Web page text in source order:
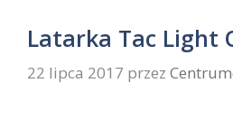
Latarka Tac Light
22 lipca 2017 przez